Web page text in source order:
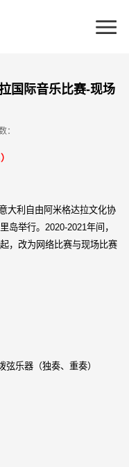
国际音乐比赛-现场
：
大利自由阿米格达拉文化协
岛举行。2020-2021年间，
，改为网络比赛与现场比赛
乐器（独奏、重奏）